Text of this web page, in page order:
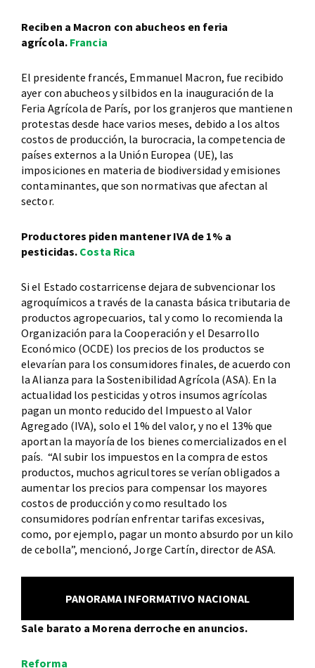
Reciben a Macron con abucheos en feria
agrícola. Francia
El presidente francés, Emmanuel Macron, fue recibido
ayer con abucheos y silbidos en la inauguración de la
Feria Agrícola de París, por los granjeros que mantienen
protestas desde hace varios meses, debido a los altos
costos de producción, la burocracia, la competencia de
países externos a la Unión Europea (UE), las
imposiciones en materia de biodiversidad y emisiones
contaminantes, que son normativas que afectan al
sector.
Productores piden mantener IVA de 1% a
pesticidas. Costa Rica
Si el Estado costarricense dejara de subvencionar los
agroquímicos a través de la canasta básica tributaria de
productos agropecuarios, tal y como lo recomienda la
Organización para la Cooperación y el Desarrollo
Económico (OCDE) los precios de los productos se
elevarían para los consumidores finales, de acuerdo con
la Alianza para la Sostenibilidad Agrícola (ASA). En la
actualidad los pesticidas y otros insumos agrícolas
pagan un monto reducido del Impuesto al Valor
Agregado (IVA), solo el 1% del valor, y no el 13% que
aportan la mayoría de los bienes comercializados en el
país. “Al subir los impuestos en la compra de estos
productos, muchos agricultores se verían obligados a
aumentar los precios para compensar los mayores
costos de producción y como resultado los
consumidores podrían enfrentar tarifas excesivas,
como, por ejemplo, pagar un monto absurdo por un kilo
de cebolla”, mencionó, Jorge Cartín, director de ASA.
PANORAMA INFORMATIVO NACIONAL
Sale barato a Morena derroche en anuncios.
Reforma